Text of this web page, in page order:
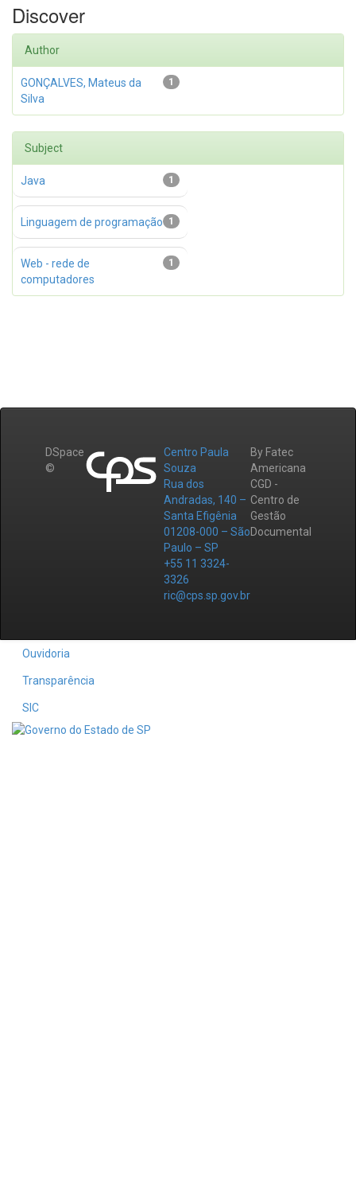
Discover
Author
1
GONÇALVES, Mateus da
Silva
Subject
1
Java
1
Linguagem de programação
1
Web - rede de
computadores
DSpace
©
Centro Paula
Souza
Rua dos
Andradas, 140 –
Santa Efigênia
01208-000 – São
Paulo – SP
+55 11 3324-
3326
ric@cps.sp.gov.br
By Fatec
Americana
CGD -
Centro de
Gestão
Documental
Ouvidoria
Transparência
SIC